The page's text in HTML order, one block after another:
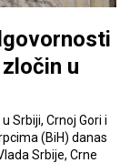
u
Srbiji, Crnoj Gori i
(BiH) danas
Srbije, Crne